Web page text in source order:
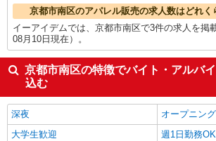
京都市南区のアパレル販売の求人数はどれく
イーアイデムでは、京都市南区で3件の求人を掲
08月10日現在）。
京都市南区の特徴でバイト・アルバ
込む
深夜
オープニン
大学生歓迎
週1日勤務OK